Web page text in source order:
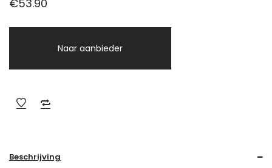
€53.90
Naar aanbieder
Beschrijving